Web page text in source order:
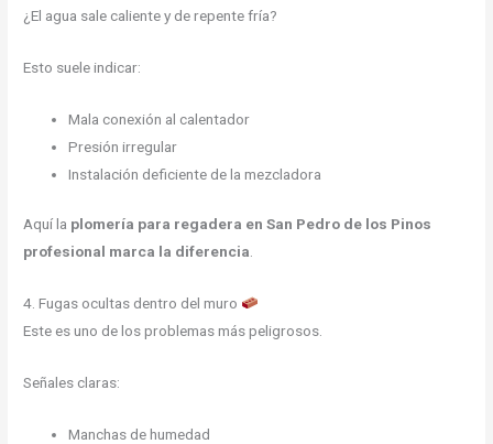
¿El agua sale caliente y de repente fría?
Esto suele indicar:
Mala conexión al calentador
Presión irregular
Instalación deficiente de la mezcladora
Aquí la plomería para regadera en San Pedro de los Pinos
profesional marca la diferencia
4. Fugas ocultas dentro del muro
Este es uno de los problemas más peligrosos.
Señales claras:
Manchas de humedad